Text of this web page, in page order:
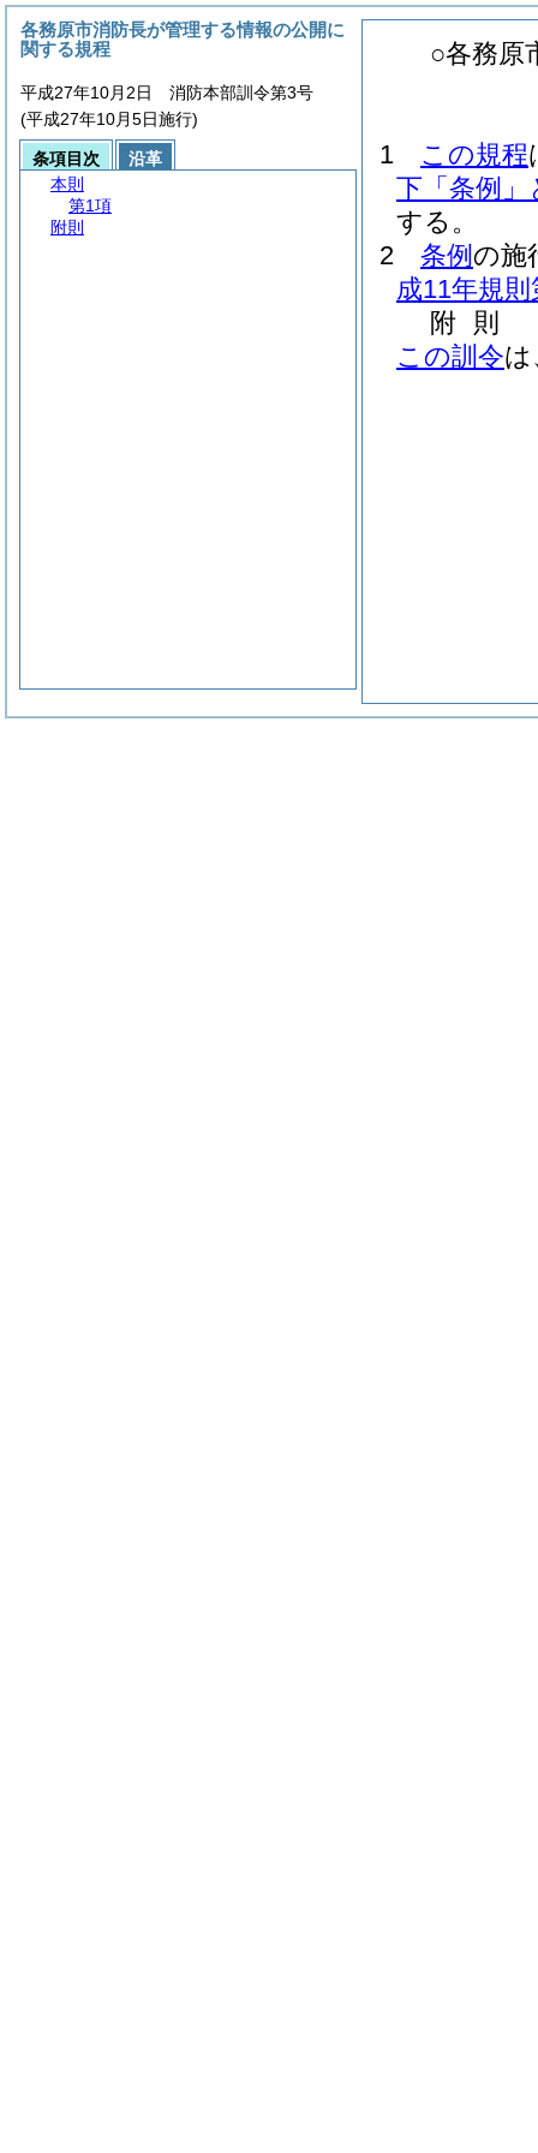
○各務原
1 この規程
下「条例」
する。
2 条例 の施
成11年規
附 則
この訓令は
各務原市消防長が管理する情報の公開に
関する規程
平成27年10月2日 消防本部訓令第3号
(平成27年10月5日施行)
条項目次
沿革
本則
第1項
附則